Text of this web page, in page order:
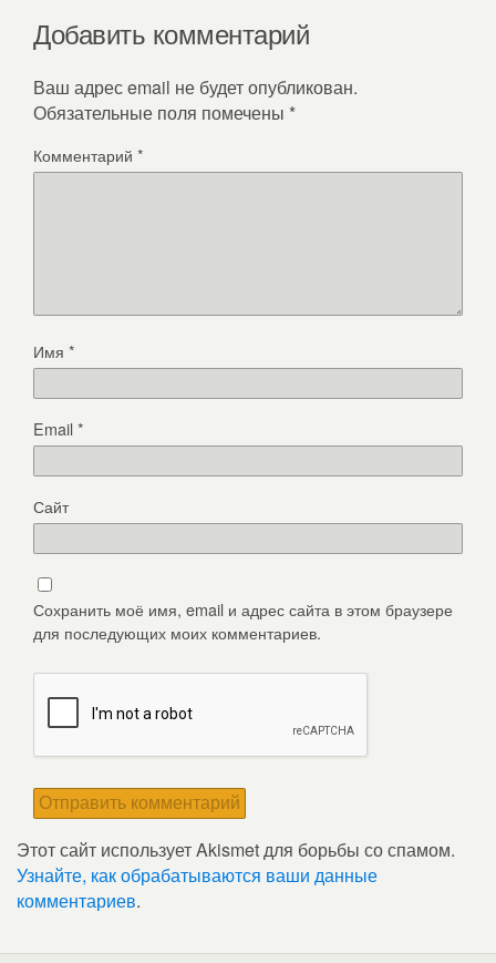
Добавить комментарий
Ваш адрес email не будет опубликован.
Обязательные поля помечены *
Комментарий *
Имя *
Email*
Сайт
Сохранить моё имя, email и адрес сайта в этом браузере
для последующих моих комментариев.
Этот сайт использует Akismet для борьбы со спамом.
Узнайте, как обрабатываются ваши данные
комментариев.